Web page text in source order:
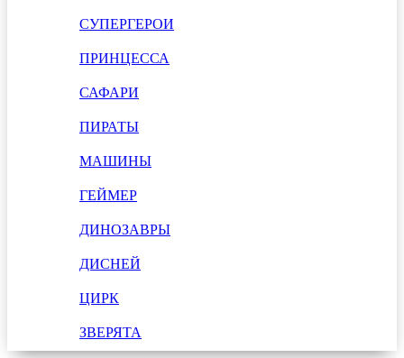
СУПЕРГЕРОИ
ПРИНЦЕССА
САФАРИ
ПИРАТЫ
МАШИНЫ
ГЕЙМЕР
ДИНОЗАВРЫ
ДИСНЕЙ
ЦИРК
ЗВЕРЯТА